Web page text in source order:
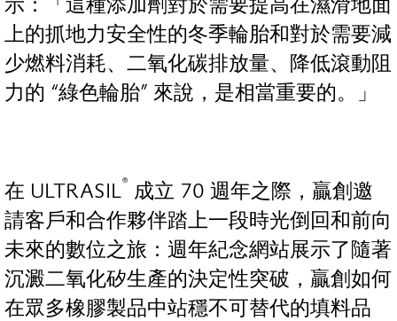
上的抓地力安全性的冬季輪胎和對於需要減
少燃料消耗、二氧化碳排放量、降低滾動阻
力的 “綠色輪胎” 來說，是相當重要的。」
在 ULTRASIL® 成立 70 週年之際，贏創邀
請客戶和合作夥伴踏上一段時光倒回和前向
未來的數位之旅：週年紀念網站展示了隨著
沉澱二氧化矽生產的決定性突破，贏創如何
在眾多橡膠製品中站穩不可替代的填料品